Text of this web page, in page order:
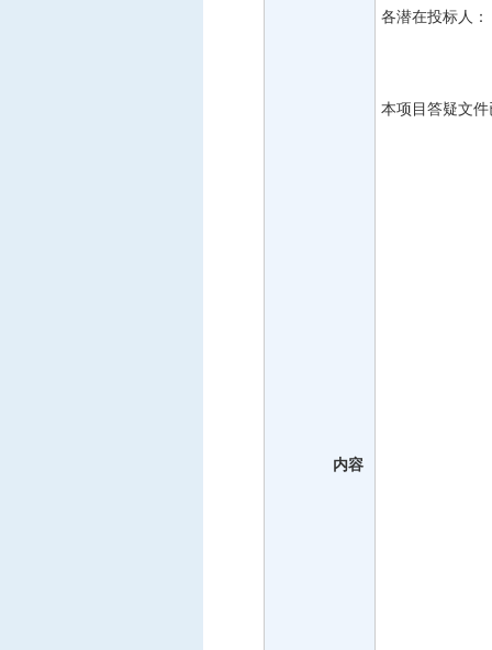
内容
各潜在投标人：
本项目答疑文